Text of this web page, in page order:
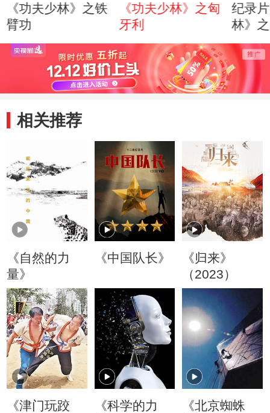
《功夫少林》之铁
臂功
《功夫少林》之匈
牙利
纪录
林》
相关推荐
《自然的力
量》
《中国队长》
《归来》
（2023）
《津门玩跤
《科学的力
《北京蜘蛛